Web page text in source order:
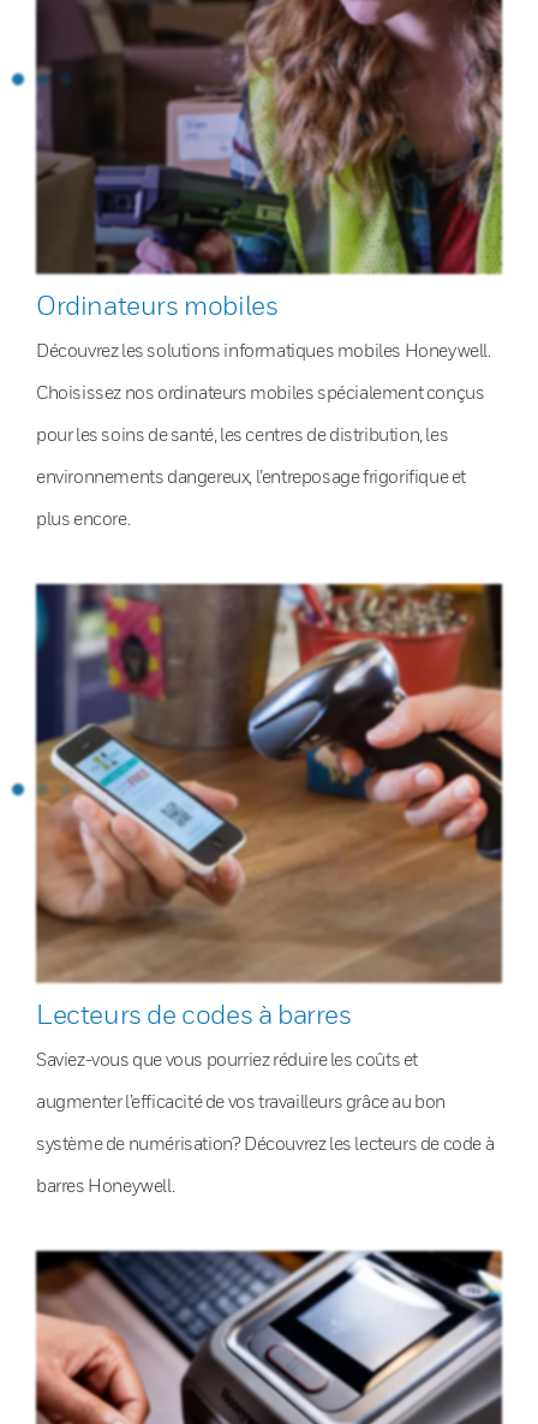
Ordinateurs mobiles
Découvrez les solutions informatiques mobiles Honeywell.
Choisissez nos ordinateurs mobiles spécialement conçus
pour les soins de santé, les centres de distribution, les
environnements dangereux, l’entreposage frigorifique et
plus encore.
Lecteurs de codes à barres
Saviez-vous que vous pourriez réduire les coûts et
augmenter l’efficacité de vos travailleurs grâce au bon
système de numérisation? Découvrez les lecteurs de code à
barres Honeywell.